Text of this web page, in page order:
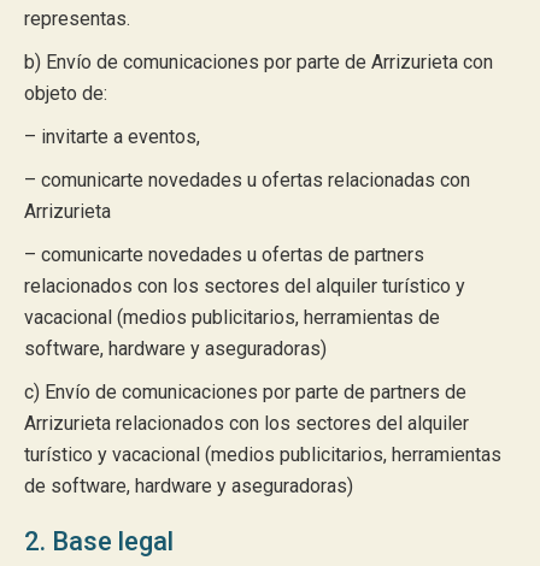
representas.
b) Envío de comunicaciones por parte de Arrizurieta con
objeto de:
– invitarte a eventos,
– comunicarte novedades u ofertas relacionadas con
Arrizurieta
– comunicarte novedades u ofertas de partners
relacionados con los sectores del alquiler turístico y
vacacional (medios publicitarios, herramientas de
software, hardware y aseguradoras)
c) Envío de comunicaciones por parte de partners de
Arrizurieta relacionados con los sectores del alquiler
turístico y vacacional (medios publicitarios, herramientas
de software, hardware y aseguradoras)
2. Base legal